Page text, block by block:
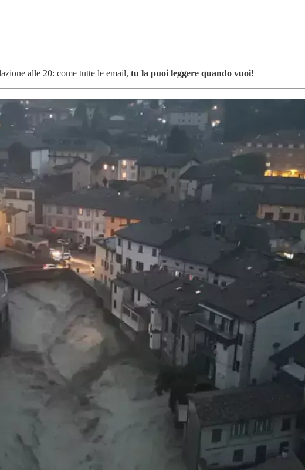
alle 20: come tutte le email, tu la puoi leggere quando vuoi!